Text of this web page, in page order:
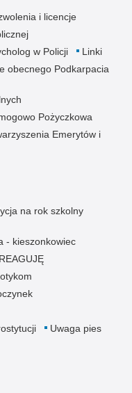
i licencje
w Policji
Linki
obecnego Podkarpacia
Pożyczkowa
Emerytów i
na rok szkolny
- kieszonkowiec
Uwaga pies